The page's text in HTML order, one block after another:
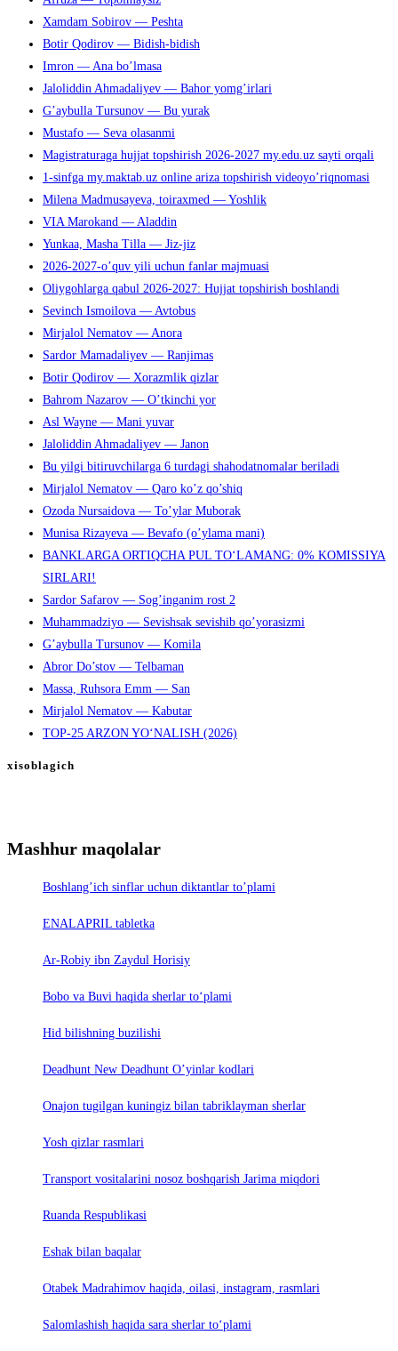
Xamdam Sobirov — Peshta
Botir Qodirov — Bidish-bidish
Imron — Ana bo’lmasa
Jaloliddin Ahmadaliyev — Bahor yomg’irlari
G’aybulla Tursunov — Bu yurak
Mustafo — Seva olasanmi
Magistraturaga hujjat topshirish 2026-2027 my.edu.uz sayti orqali
1-sinfga my.maktab.uz online ariza topshirish videoyo’riqnomasi
Milena Madmusayeva, toiraxmed — Yoshlik
VIA Marokand — Aladdin
Yunkaa, Masha Tilla — Jiz-jiz
2026-2027-o’quv yili uchun fanlar majmuasi
Oliygohlarga qabul 2026-2027: Hujjat topshirish boshlandi
Sevinch Ismoilova — Avtobus
Mirjalol Nematov — Anora
Sardor Mamadaliyev — Ranjimas
Botir Qodirov — Xorazmlik qizlar
Bahrom Nazarov — O’tkinchi yor
Asl Wayne — Mani yuvar
Jaloliddin Ahmadaliyev — Janon
Bu yilgi bitiruvchilarga 6 turdagi shahodatnomalar beriladi
Mirjalol Nematov — Qaro ko’z qo’shiq
Ozoda Nursaidova — To’ylar Muborak
Munisa Rizayeva — Bevafo (o’ylama mani)
BANKLARGA ORTIQCHA PUL TO‘LAMANG: 0% KOMISSIYA
SIRLARI!
Sardor Safarov — Sog’inganim rost 2
Muhammadziyo — Sevishsak sevishib qo’yorasizmi
G’aybulla Tursunov — Komila
Abror Do’stov — Telbaman
Massa, Ruhsora Emm — San
Mirjalol Nematov — Kabutar
TOP-25 ARZON YO‘NALISH (2026)
xisoblagich
Mashhur maqolalar
Boshlang’ich sinflar uchun diktantlar to’plami
ENALAPRIL tabletka
Ar-Robiy ibn Zaydul Horisiy
Bobo va Buvi haqida sherlar to‘plami
Hid bilishning buzilishi
Deadhunt New Deadhunt O’yinlar kodlari
Onajon tugilgan kuningiz bilan tabriklayman sherlar
Yosh qizlar rasmlari
Trаnsport vositаlаrini nosoz boshqаrish Jаrimа miqdori
Ruanda Respublikasi
Eshak bilan baqalar
Otabek Madrahimov haqida, oilasi, instagram, rasmlari
Salomlashish haqida sara sherlar to‘plami